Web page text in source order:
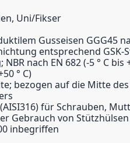
Uni/Fikser
Gusseisen GGG45
entsprechend GSK-
nach EN 682 (-5 ° C bis
° C)
bezogen auf die Mitte
für Schrauben,
Gebrauch von
inbegriffen